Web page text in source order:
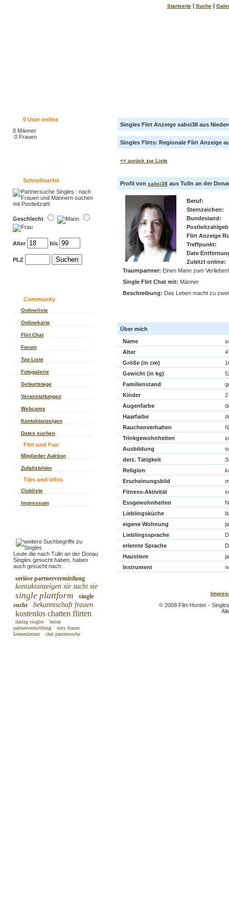
Startseite | Suche |
0User online
0 Männer
0 Frauen
Schnellsuche
Geschlecht
Alter bis
PLZ
Community
Onlineliste
Onlinekarte
Flirt Chat
Forum
Top Liste
Fotogalerie
Geburtstage
Veranstaltungen
Webcams
Kontaktanzeigen
Dates suchen
Flirt und Fun
Mitglieder Auktion
Zufallsbilder
Tips und Infos
Clubliste
Impressum
Leute die nach Tulln an der Donau
Singles gesucht haben, haben
auch gesucht nach:
seriöse partnervermittlung
kontaktanzeigen sie sucht sie
single plattform
single
sucht
bekanntschaft frauen
kostenlos chatten flirten
dating singles
heirat
partnervermittlung
sexy frauen
kennenlernen
chat partnersuche
Singles Flirt Anzeige sabsi38 aus
Singles Flirts: Regionale Flirt Anzeige
<< zurück zur Liste
Profil von sabsi38aus Tulln an der
Beruf:
Sternzeichen:
Bundesland:
Flirt Anzeige
Treffpunkt:
Date
Zuletzt online:
Traumpartner: Einen Mann zum
Single Flirt Chat mit: Männer
Beschreibung: Das Leben macht zu
Über mich
Name
Alter
Größe (in cm)
Gewicht (in kg)
Familienstand
Kinder
2
Augenfarbe
Haarfarbe
Rauchenverhalten
Trinkgewohnheiten
Ausbildung
derz. Tätigkeit
Religion
Erscheinungsbild
Fitness-Aktivität
Essgewohnheiten
Lieblingsküche
eigene Wohnung
ja
Lieblingssprache
erlernte Sprache
Haustiere
ja
Instrument
© 2008 Flirt-Hunter -